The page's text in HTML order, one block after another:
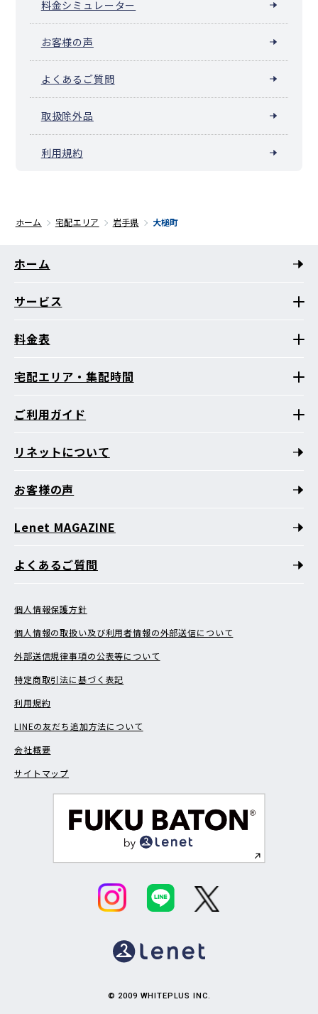
料金シミュレーター
お客様の声
よくあるご質問
取扱除外品
利用規約
ホーム 宅配エリア 岩手県 大槌町
ホーム
サービス
料金表
宅配エリア・集配時間
ご利用ガイド
リネットについて
お客様の声
Lenet MAGAZINE
よくあるご質問
個人情報保護方針
個人情報の取扱い及び利用者情報の外部送信について
外部送信規律事項の公表等について
特定商取引法に基づく表記
利用規約
LINEの友だち追加方法について
会社概要
サイトマップ
© 2009 WHITEPLUS INC.